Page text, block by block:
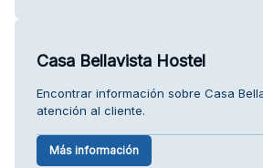
Casa Bellavista Hostel
Encontrar información sobre Casa
atención al cliente.
Más información